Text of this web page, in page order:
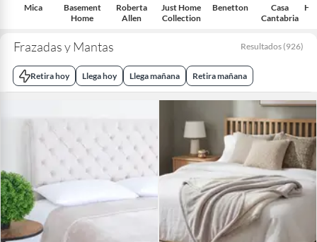
Mica
Basement
Home
Roberta
Allen
Just Home
Collection
Benetton
Casa
Cantabria
Frazadas y Mantas Resultados (926)
Retira hoy Llega hoy Llega mañana Retira mañana